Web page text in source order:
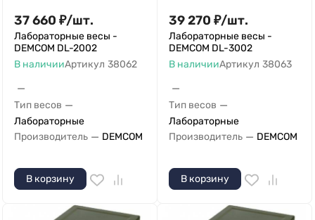
37 660 ₽/шт.
Лабораторные весы -
DEMCOM DL-2002
В наличииАртикул 38062
—
Тип весов —
Лабораторные
Производитель — DEMCOM
В корзину
39 270 ₽/шт.
Лабораторные весы -
DEMCOM DL-3002
В наличииАртикул 38063
—
Тип весов —
Лабораторные
Производитель — DEMCOM
В корзину